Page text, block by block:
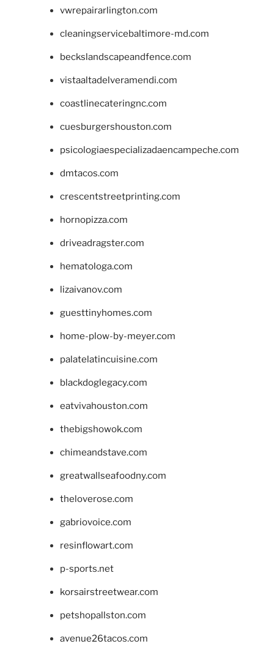
vwrepairarlington.com
cleaningservicebaltimore-md.com
beckslandscapeandfence.com
vistaaltadelveramendi.com
coastlinecateringnc.com
cuesburgershouston.com
psicologiaespecializadaencampeche.com
dmtacos.com
crescentstreetprinting.com
hornopizza.com
driveadragster.com
hematologa.com
lizaivanov.com
guesttinyhomes.com
home-plow-by-meyer.com
palatelatincuisine.com
blackdoglegacy.com
eatvivahouston.com
thebigshowok.com
chimeandstave.com
greatwallseafoodny.com
theloverose.com
gabriovoice.com
resinflowart.com
p-sports.net
korsairstreetwear.com
petshopallston.com
avenue26tacos.com